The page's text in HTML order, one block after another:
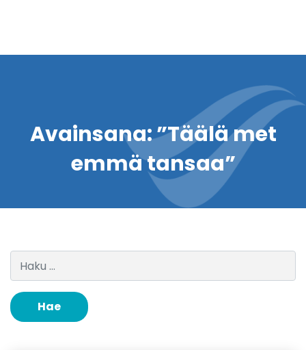
Avainsana:”Täälä met
emmä tansaa”
Haku: